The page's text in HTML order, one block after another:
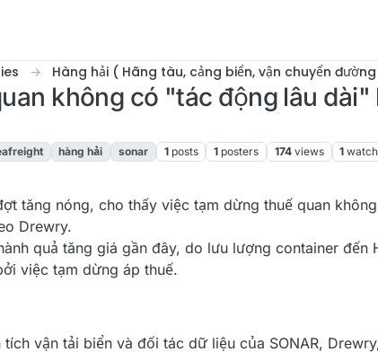
Hàng hải ( Hãng tàu, cảng biển, vận chuyển
không có "tác động lâu dài"
hàng hải sonar 1 posts 1 posters 174 views 1
tăng nóng, cho thấy việc tạm dừng thuế quan
Drewry.
quả tăng giá gần đây, do lưu lượng container đến
việc tạm dừng áp thuế.
vận tải biển và đối tác dữ liệu của SONAR,